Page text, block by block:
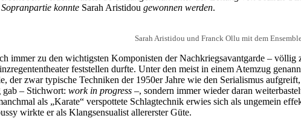
konnte Sarah Aristidou gewonnen werden.
Sarah Aristidou und Franck Ollu mit dem
immer zu den wichtigsten Komponisten der Nachkriegsavantgarde –
feststellen durfte. Unter den meist in einem Atemzug
der zwar typische Techniken der 1950er Jahre wie den Serialismus
gab – Stichwort: work in progress –, sondern immer wieder daran
als „Karate“ verspottete Schlagtechnik erwies sich als ungemein
wirkte er als Klangsensualist allererster Güte.